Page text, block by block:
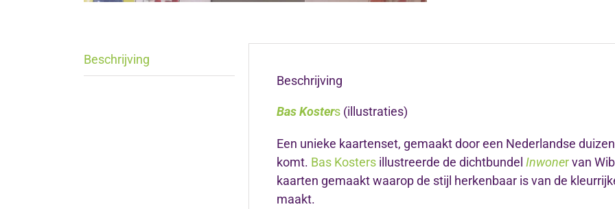
Beschrijving
Beschrijving
Bas Kosters (illustraties)
Een unieke kaartenset, gemaakt door een Nederlandse
komt. Bas Kosters illustreerde de dichtbundel Inwonervan
kaarten gemaakt waarop de stijl herkenbaar is van de
maakt.